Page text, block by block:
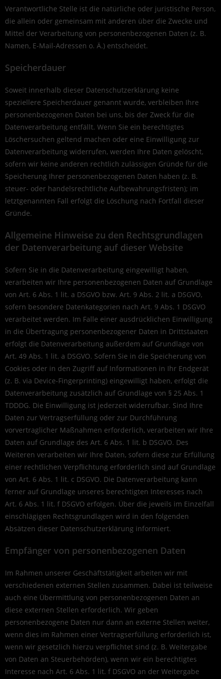
Verantwortliche Stelle ist die natürliche oder juristische Person,
die allein oder gemeinsam mit anderen über die Zwecke und
Mittel der Verarbeitung von personenbezogenen Daten (z. B.
Namen, E-Mail-Adressen o. Ä.) entscheidet.
Speicherdauer
Soweit innerhalb dieser Datenschutzerklärung keine
speziellere Speicherdauer genannt wurde, verbleiben Ihre
personenbezogenen Daten bei uns, bis der Zweck für die
Datenverarbeitung entfällt. Wenn Sie ein berechtigtes
Löschersuchen geltend machen oder eine Einwilligung zur
Datenverarbeitung widerrufen, werden Ihre Daten gelöscht,
sofern wir keine anderen rechtlich zulässigen Gründe für die
Speicherung Ihrer personenbezogenen Daten haben (z. B.
steuer- oder handelsrechtliche Aufbewahrungsfristen); im
letztgenannten Fall erfolgt die Löschung nach Fortfall dieser
Gründe.
Allgemeine Hinweise zu den Rechtsgrundlagen
der Datenverarbeitung auf dieser Website
Sofern Sie in die Datenverarbeitung eingewilligt haben,
verarbeiten wir Ihre personenbezogenen Daten auf Grundlage
von Art. 6 Abs. 1 lit. a DSGVO bzw. Art. 9 Abs. 2 lit. a DSGVO,
sofern besondere Datenkategorien nach Art. 9 Abs. 1 DSGVO
verarbeitet werden. Im Falle einer ausdrücklichen Einwilligung
in die Übertragung personenbezogener Daten in Drittstaaten
erfolgt die Datenverarbeitung außerdem auf Grundlage von
Art. 49 Abs. 1 lit. a DSGVO. Sofern Sie in die Speicherung von
Cookies oder in den Zugriff auf Informationen in Ihr Endgerät
(z. B. via Device-Fingerprinting) eingewilligt haben, erfolgt die
Datenverarbeitung zusätzlich auf Grundlage von § 25 Abs. 1
TDDDG. Die Einwilligung ist jederzeit widerrufbar. Sind Ihre
Daten zur Vertragserfüllung oder zur Durchführung
vorvertraglicher Maßnahmen erforderlich, verarbeiten wir Ihre
Daten auf Grundlage des Art. 6 Abs. 1 lit. b DSGVO. Des
Weiteren verarbeiten wir Ihre Daten, sofern diese zur Erfüllung
einer rechtlichen Verpflichtung erforderlich sind auf Grundlage
von Art. 6 Abs. 1 lit. c DSGVO. Die Datenverarbeitung kann
ferner auf Grundlage unseres berechtigten Interesses nach
Art. 6 Abs. 1 lit. f DSGVO erfolgen. Über die jeweils im Einzelfall
einschlägigen Rechtsgrundlagen wird in den folgenden
Absätzen dieser Datenschutzerklärung informiert.
Empfänger von personenbezogenen Daten
Im Rahmen unserer Geschäftstätigkeit arbeiten wir mit
verschiedenen externen Stellen zusammen. Dabei ist teilweise
auch eine Übermittlung von personenbezogenen Daten an
diese externen Stellen erforderlich. Wir geben
personenbezogene Daten nur dann an externe Stellen weiter,
wenn dies im Rahmen einer Vertragserfüllung erforderlich ist,
wenn wir gesetzlich hierzu verpflichtet sind (z. B. Weitergabe
von Daten an Steuerbehörden), wenn wir ein berechtigtes
Interesse nach Art. 6 Abs. 1 lit. f DSGVO an der Weitergabe